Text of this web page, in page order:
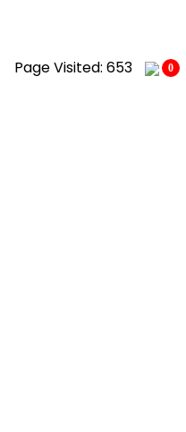
Page Visited: 653 0